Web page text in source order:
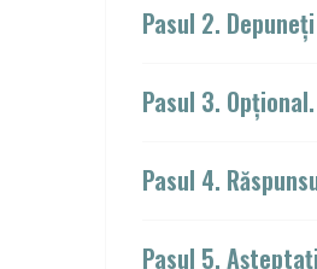
Pasul 2.
Pasul 3.
Pasul 4.
Pasul 5.